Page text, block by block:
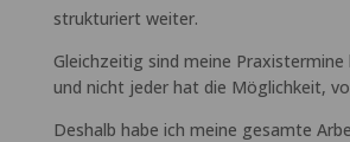
strukturiert weiter.
Gleichzeitig sind meine
und nicht jeder hat die Möglichkeit,
Deshalb habe ich meine gesamte